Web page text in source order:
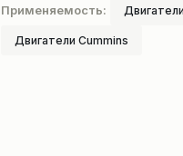
Применяемость:
Двигатели Cummins